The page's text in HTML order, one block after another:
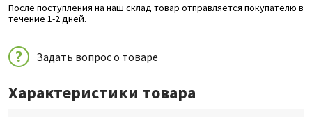
После поступления на наш склад товар отправляется покупателю в
течение 1-2 дней.
Задать вопрос о товаре
Характеристики товара